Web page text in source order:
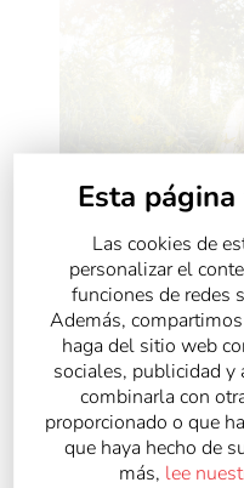
“No le evitéis a
vida, enseñadles más
D.
Director
Esta
Las cookies de
personalizar el
funciones de redes
Además,
haga del sitio web
sociales, publicidad y
combinarla con
proporcionado o que
que haya hecho de
más, lee